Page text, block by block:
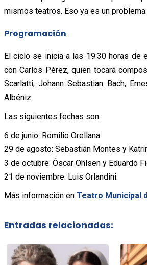
mismos teatros. Eso ya es un problema.
Programación
El ciclo se inicia a las 19:30 horas de
con Carlos Pérez, quien tocará
Scarlatti, Johann Sebastian Bach,
Albéniz.
Las siguientes fechas son:
6 de junio: Romilio Orellana.
29 de agosto: Sebastián Montes y
3 de octubre: Óscar Ohlsen y Eduardo
21 de noviembre: Luis Orlandini.
Más información en Teatro Municipal
Entradas relacionadas: